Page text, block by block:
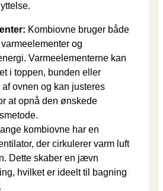
Kombiovne bruger både
og
Varmeelementerne kan
i toppen, bunden eller
ovnen og kan justeres
at opnå den ønskede
kombiovne har en
der cirkulerer varm luft
Dette skaber en jævn
hvilket er ideelt til bagning